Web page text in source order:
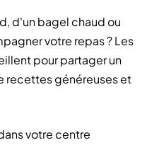
d'un bagel chaud ou
votre repas ? Les
pour partager un
recettes généreuses et
votre centre